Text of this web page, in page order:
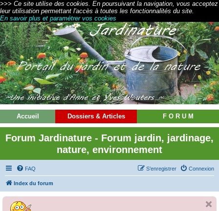
>>> Ce site utilise des cookies. En poursuivant la navigation, vous acceptez
leur utilisation permettant l'accès à toutes les fonctionnalités du site.
En savoir plus et paramétrer vos cookies
Accueil Dossiers & Articles F O R U M
Forum Jardinature - Forum jardin, jardinage,
nature, environnement
FAQ Connexion
S’enregistrer
Index du forum